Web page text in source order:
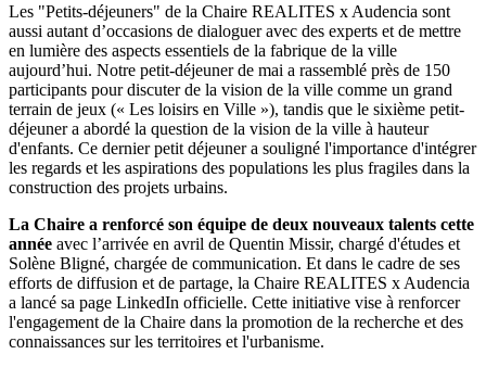
Les "Petits-déjeuners" de la Chaire REALITES x Audencia sont
aussi autant d’occasions de dialoguer avec des experts et de mettre
en lumière des aspects essentiels de la fabrique de la ville
aujourd’hui. Notre petit-déjeuner de mai a rassemblé près de 150
participants pour discuter de la vision de la ville comme un grand
terrain de jeux (« Les loisirs en Ville »), tandis que le sixième petit-
déjeuner a abordé la question de la vision de la ville à hauteur
d'enfants. Ce dernier petit déjeuner a souligné l'importance d'intégrer
les regards et les aspirations des populations les plus fragiles dans la
construction des projets urbains.
La Chaire a renforcé son équipe de deux nouveaux talents cette
année avec l’arrivée en avril de Quentin Missir, chargé d'études et
Solène Bligné, chargée de communication. Et dans le cadre de ses
efforts de diffusion et de partage, la Chaire REALITES x Audencia
a lancé sa page LinkedIn officielle. Cette initiative vise à renforcer
l'engagement de la Chaire dans la promotion de la recherche et des
connaissances sur les territoires et l'urbanisme.